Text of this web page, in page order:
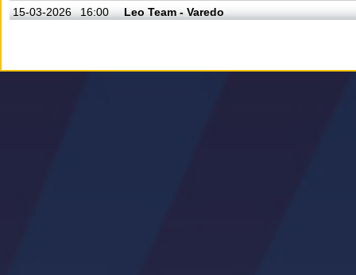
15-03-2026
16:00 Leo Team - Varedo